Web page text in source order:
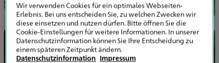
Wir verwenden Cookies für ein optimales Webseiten-
Erlebnis. Bei uns entscheiden Sie, zu welchen Zwecken wir
diese einsetzen und nutzen dürfen. Bitte öffnen Sie die
Cookie-Einstellungen für weitere Informationen. In unserer
Datenschutzinformation können Sie Ihre Entscheidung zu
einem späteren Zeitpunkt ändern.
Datenschutzinformation Impressum